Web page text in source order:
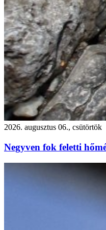
2026. augusztus 06., csütörtök
Negyven fok feletti